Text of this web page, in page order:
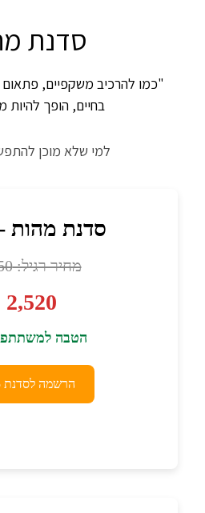
סדנת
"כמו להרכיב משקפיים,
בחיים, הופך להיות
למי שלא מוכן
סדנת מהות - 5 ימים
מחיר רגיל: 3,150 ₪
2,520 ₪
הטבה למשתתפי
הרשמה לסדנת 5 ימים